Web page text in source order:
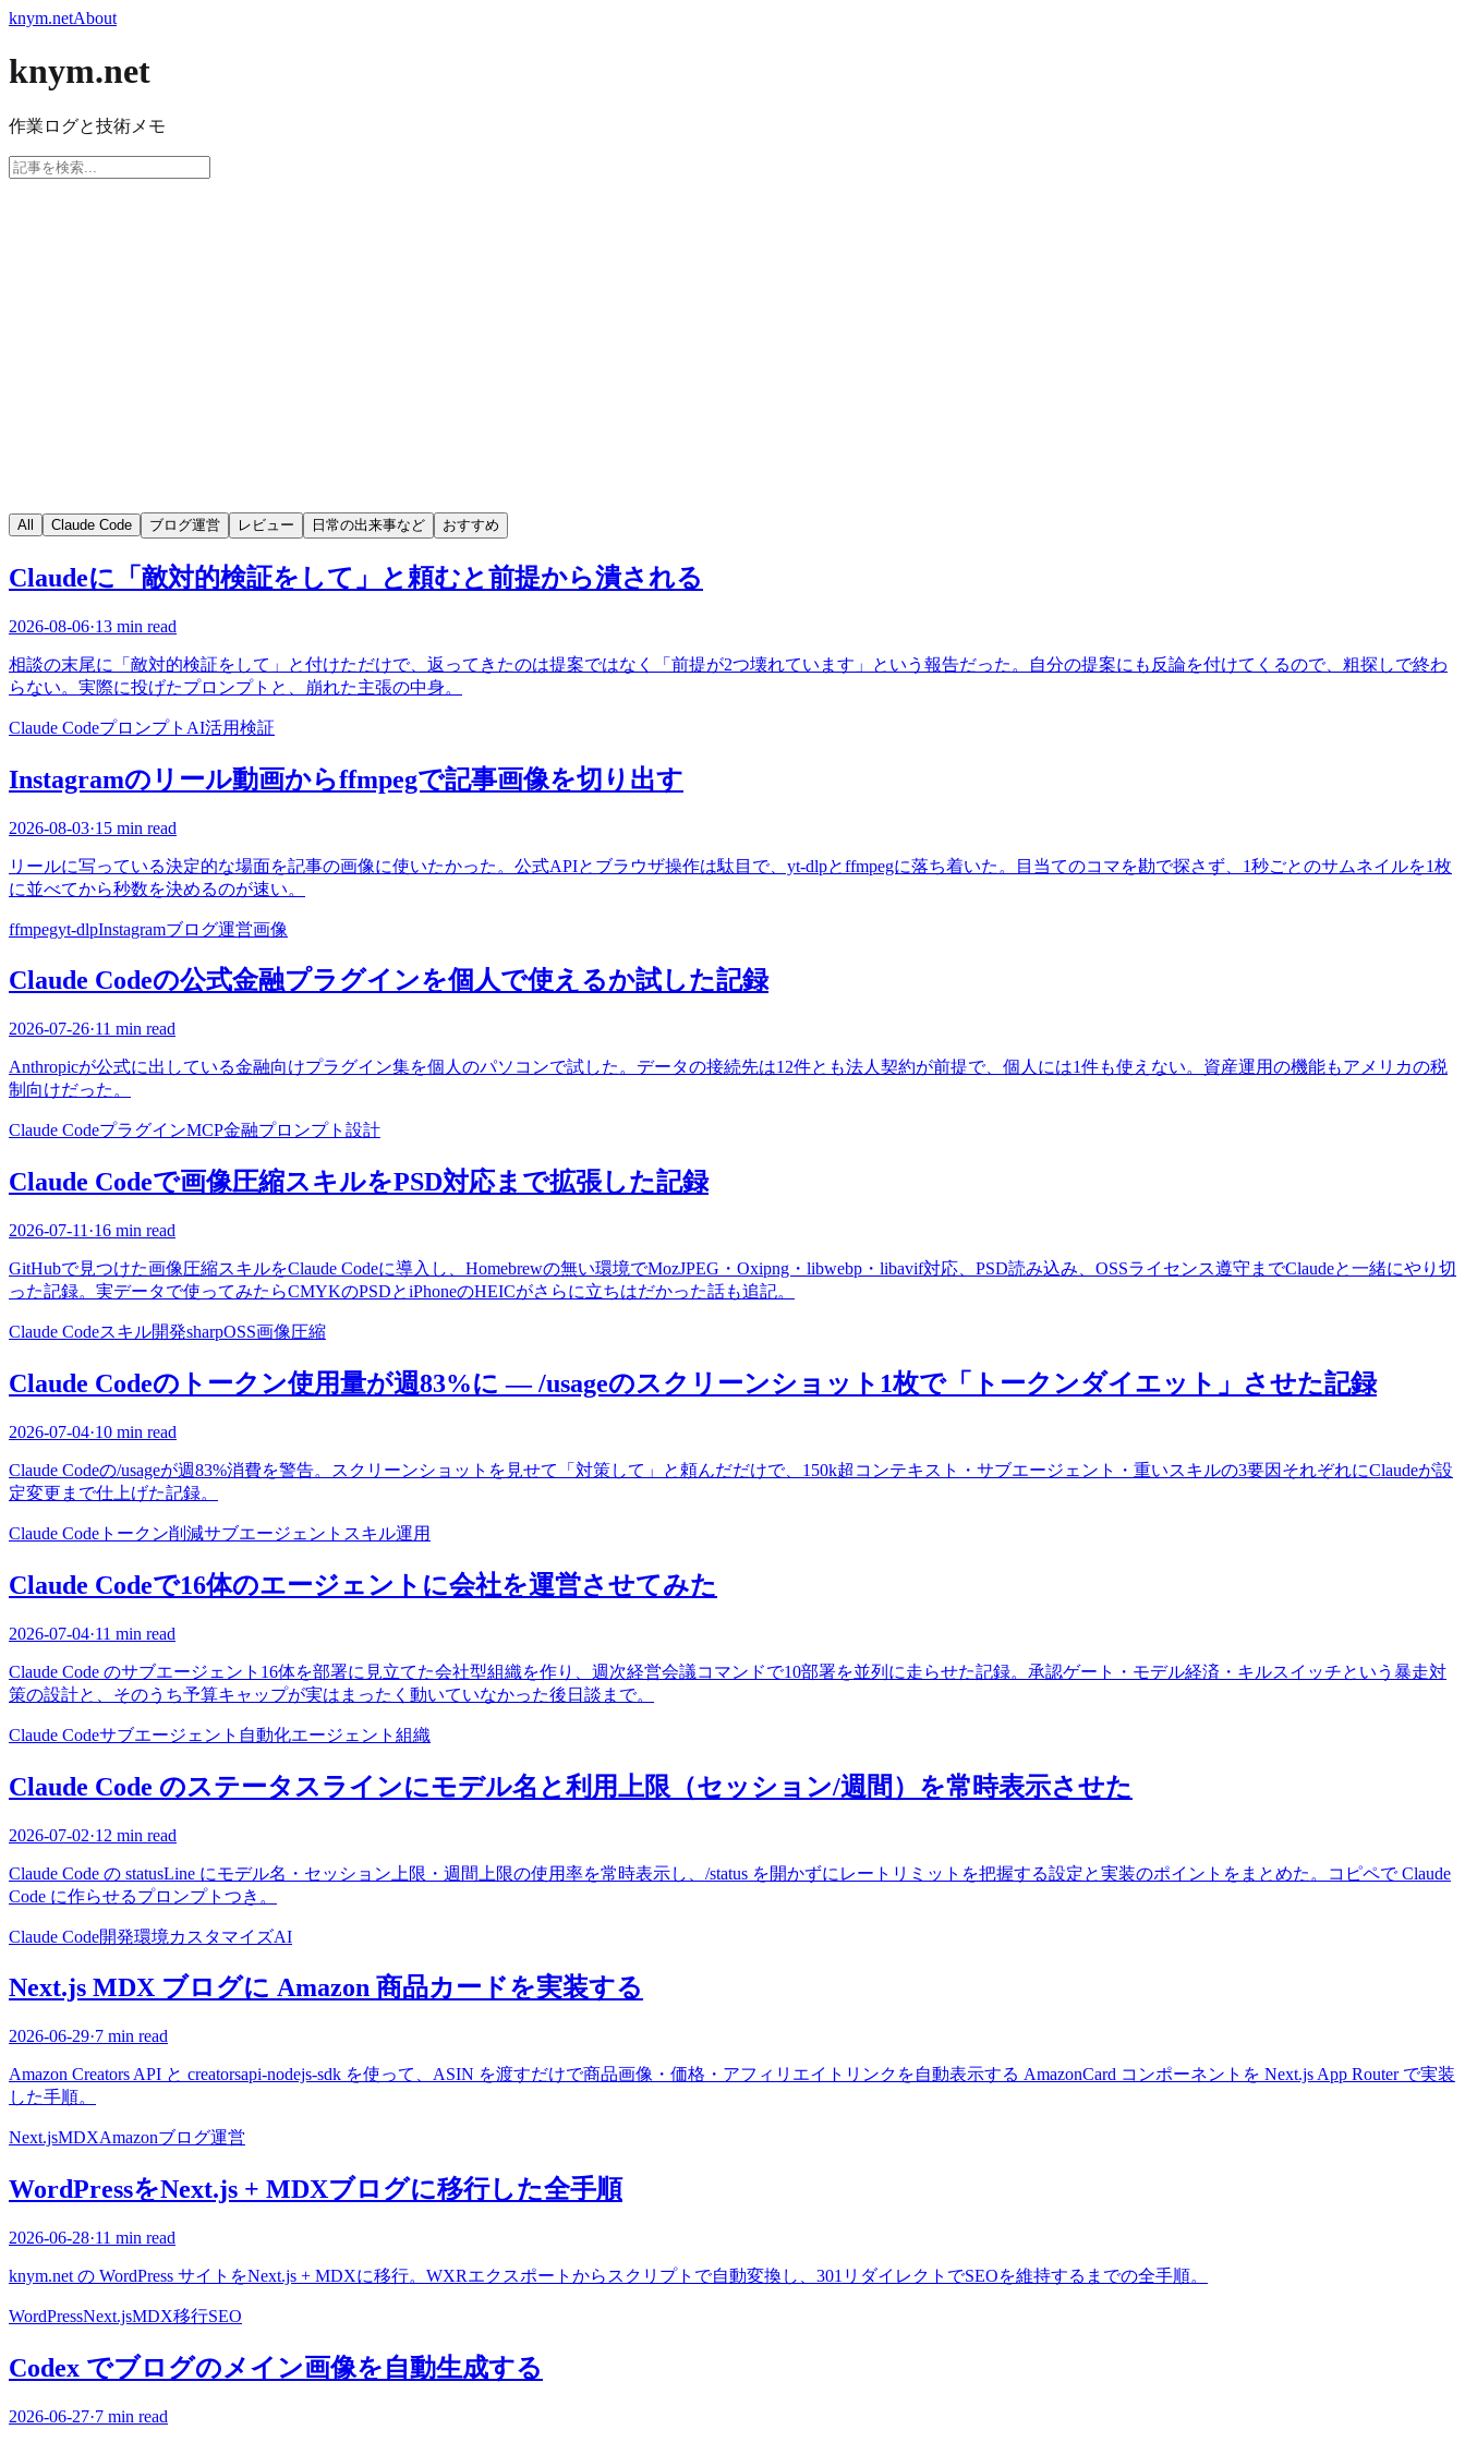
knym.netAbout
knym.net
作業ログと技術メモ
All Claude Code ブログ運営 レビュー 日常の出来事など おすすめ
Claudeに「敵対的検証をして」と頼むと前提から潰される
2026-08-06·13 min read
相談の末尾に「敵対的検証をして」と付けただけで、返ってきたのは提案ではなく「前提が2つ壊れています」という報告だった。自分の提案にも反論を付けてくるので、粗探しで終わ
らない。実際に投げたプロンプトと、崩れた主張の中身。
Claude Codeプロンプト AI活用検証
Instagramのリール動画からffmpegで記事画像を切り出す
2026-08-03·15 min read
リールに写っている決定的な場面を記事の画像に使いたかった。公式APIとブラウザ操作は駄目で、yt-dlpとffmpegに落ち着いた。目当てのコマを勘で探さず、1秒ごとのサムネイルを1枚
に並べてから秒数を決めるのが速い。
ffmpegyt-dlpInstagramブログ運営画像
Claude Codeの公式金融プラグインを個人で使えるか試した記録
2026-07-26·11 min read
Anthropicが公式に出している金融向けプラグイン集を個人のパソコンで試した。データの接続先は12件とも法人契約が前提で、個人には1件も使えない。資産運用の機能もアメリカの税
制向けだった。
Claude CodeプラグインMCP金融プロンプト設計
Claude Codeで画像圧縮スキルをPSD対応まで拡張した記録
2026-07-11 ·16 min read
GitHubで見つけた画像圧縮スキルをClaude Codeに導入し、Homebrewの無い環境でMozJPEG・Oxipng・libwebp・libavif対応、PSD読み込み、OSSライセンス遵守までClaudeと一緒にやり切
った記録。実データで使ってみたらCMYKのPSDとiPhoneのHEICがさらに立ちはだかった話も追記。
Claude Codeスキル開発sharpOSS画像圧縮
Claude Codeのトークン使用量が週83%に — /usageのスクリーンショット1枚で「トークンダイエット」させた記録
2026-07-04·10 min read
Claude Codeの/usageが週83%消費を警告。スクリーンショットを見せて「対策して」と頼んだだけで、150k超コンテキスト・サブエージェント・重いスキルの3要因それぞれにClaudeが設
定変更まで仕上げた記録。
Claude Code トークン削減サブエージェント スキル運用
Claude Codeで16体のエージェントに会社を運営させてみた
2026-07-04·11 min read
Claude Code のサブエージェント16体を部署に見立てた会社型組織を作り、週次経営会議コマンドで10部署を並列に走らせた記録。承認ゲート・モデル経済・キルスイッチという暴走対
策の設計と、そのうち予算キャップが実はまったく動いていなかった後日談まで。
Claude Codeサブエージェント 自動化エージェント組織
Claude Code のステータスラインにモデル名と利用上限（セッション/週間）を常時表示させた
2026-07-02·12 min read
Claude Code の statusLine にモデル名・セッション上限・週間上限の使用率を常時表示し、/status を開かずにレートリミットを把握する設定と実装のポイントをまとめた。コピペで Claude
Code に作らせるプロンプトつき。
Claude Code開発環境カスタマイズAI
Next.js MDX ブログに Amazon 商品カードを実装する
2026-06-29·7 min read
Amazon Creators API と creatorsapi-nodejs-sdk を使って、ASIN を渡すだけで商品画像・価格・アフィリエイトリンクを自動表示する AmazonCard コンポーネントを Next.js App Router で実装
した手順。
Next.jsMDXAmazonブログ運営
WordPressをNext.js + MDXブログに移行した全手順
2026-06-28·11 min read
knym.net の WordPress サイトをNext.js + MDXに移行。WXRエクスポートからスクリプトで自動変換し、301リダイレクトでSEOを維持するまでの全手順。
WordPressNext.jsMDX移行SEO
Codex でブログのメイン画像を自動生成する
2026-06-27·7 min read